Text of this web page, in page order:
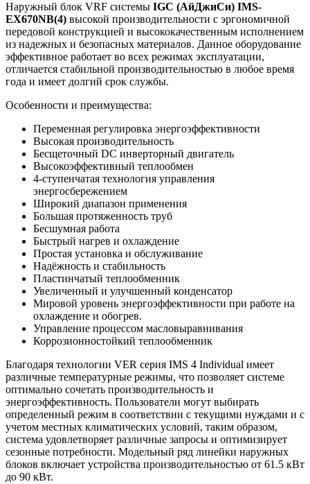
Наружный блок VRF системы IGC (АйДжиСи) IMS-
EX670NB(4) высокой производительности с эргономичной
передовой конструкцией и высококачественным исполнением
из надежных и безопасных материалов. Данное оборудование
эффективное работает во всех режимах эксплуатации,
отличается стабильной производительностью в любое время
года и имеет долгий срок службы.
Особенности и преимущества:
Переменная регулировка энергоэффективности
Высокая производительность
Бесщеточный DC инверторный двигатель
Высокоэффективный теплообмен
4-ступенчатая технология управления
энергосбережением
Широкий диапазон применения
Большая протяженность труб
Бесшумная работа
Быстрый нагрев и охлаждение
Простая установка и обслуживание
Надёжность и стабильность
Пластинчатый теплообменник
Увеличенный и улучшенный конденсатор
Мировой уровень энергоэффективности при работе на
охлаждение и обогрев.
Управление процессом масловыравнивания
Коррозионностойкий теплообменник
Благодаря технологии VER серия IMS 4 Individual имеет
различные температурные режимы, что позволяет системе
оптимально сочетать производительность и
энергоэффективность. Пользователи могут выбирать
определенный режим в соответствии с текущими нуждами и с
учетом местных климатических условий, таким образом,
система удовлетворяет различные запросы и оптимизирует
сезонные потребности. Модельный ряд линейки наружных
блоков включает устройства производительностью от 61.5 кВт
до 90 кВт.